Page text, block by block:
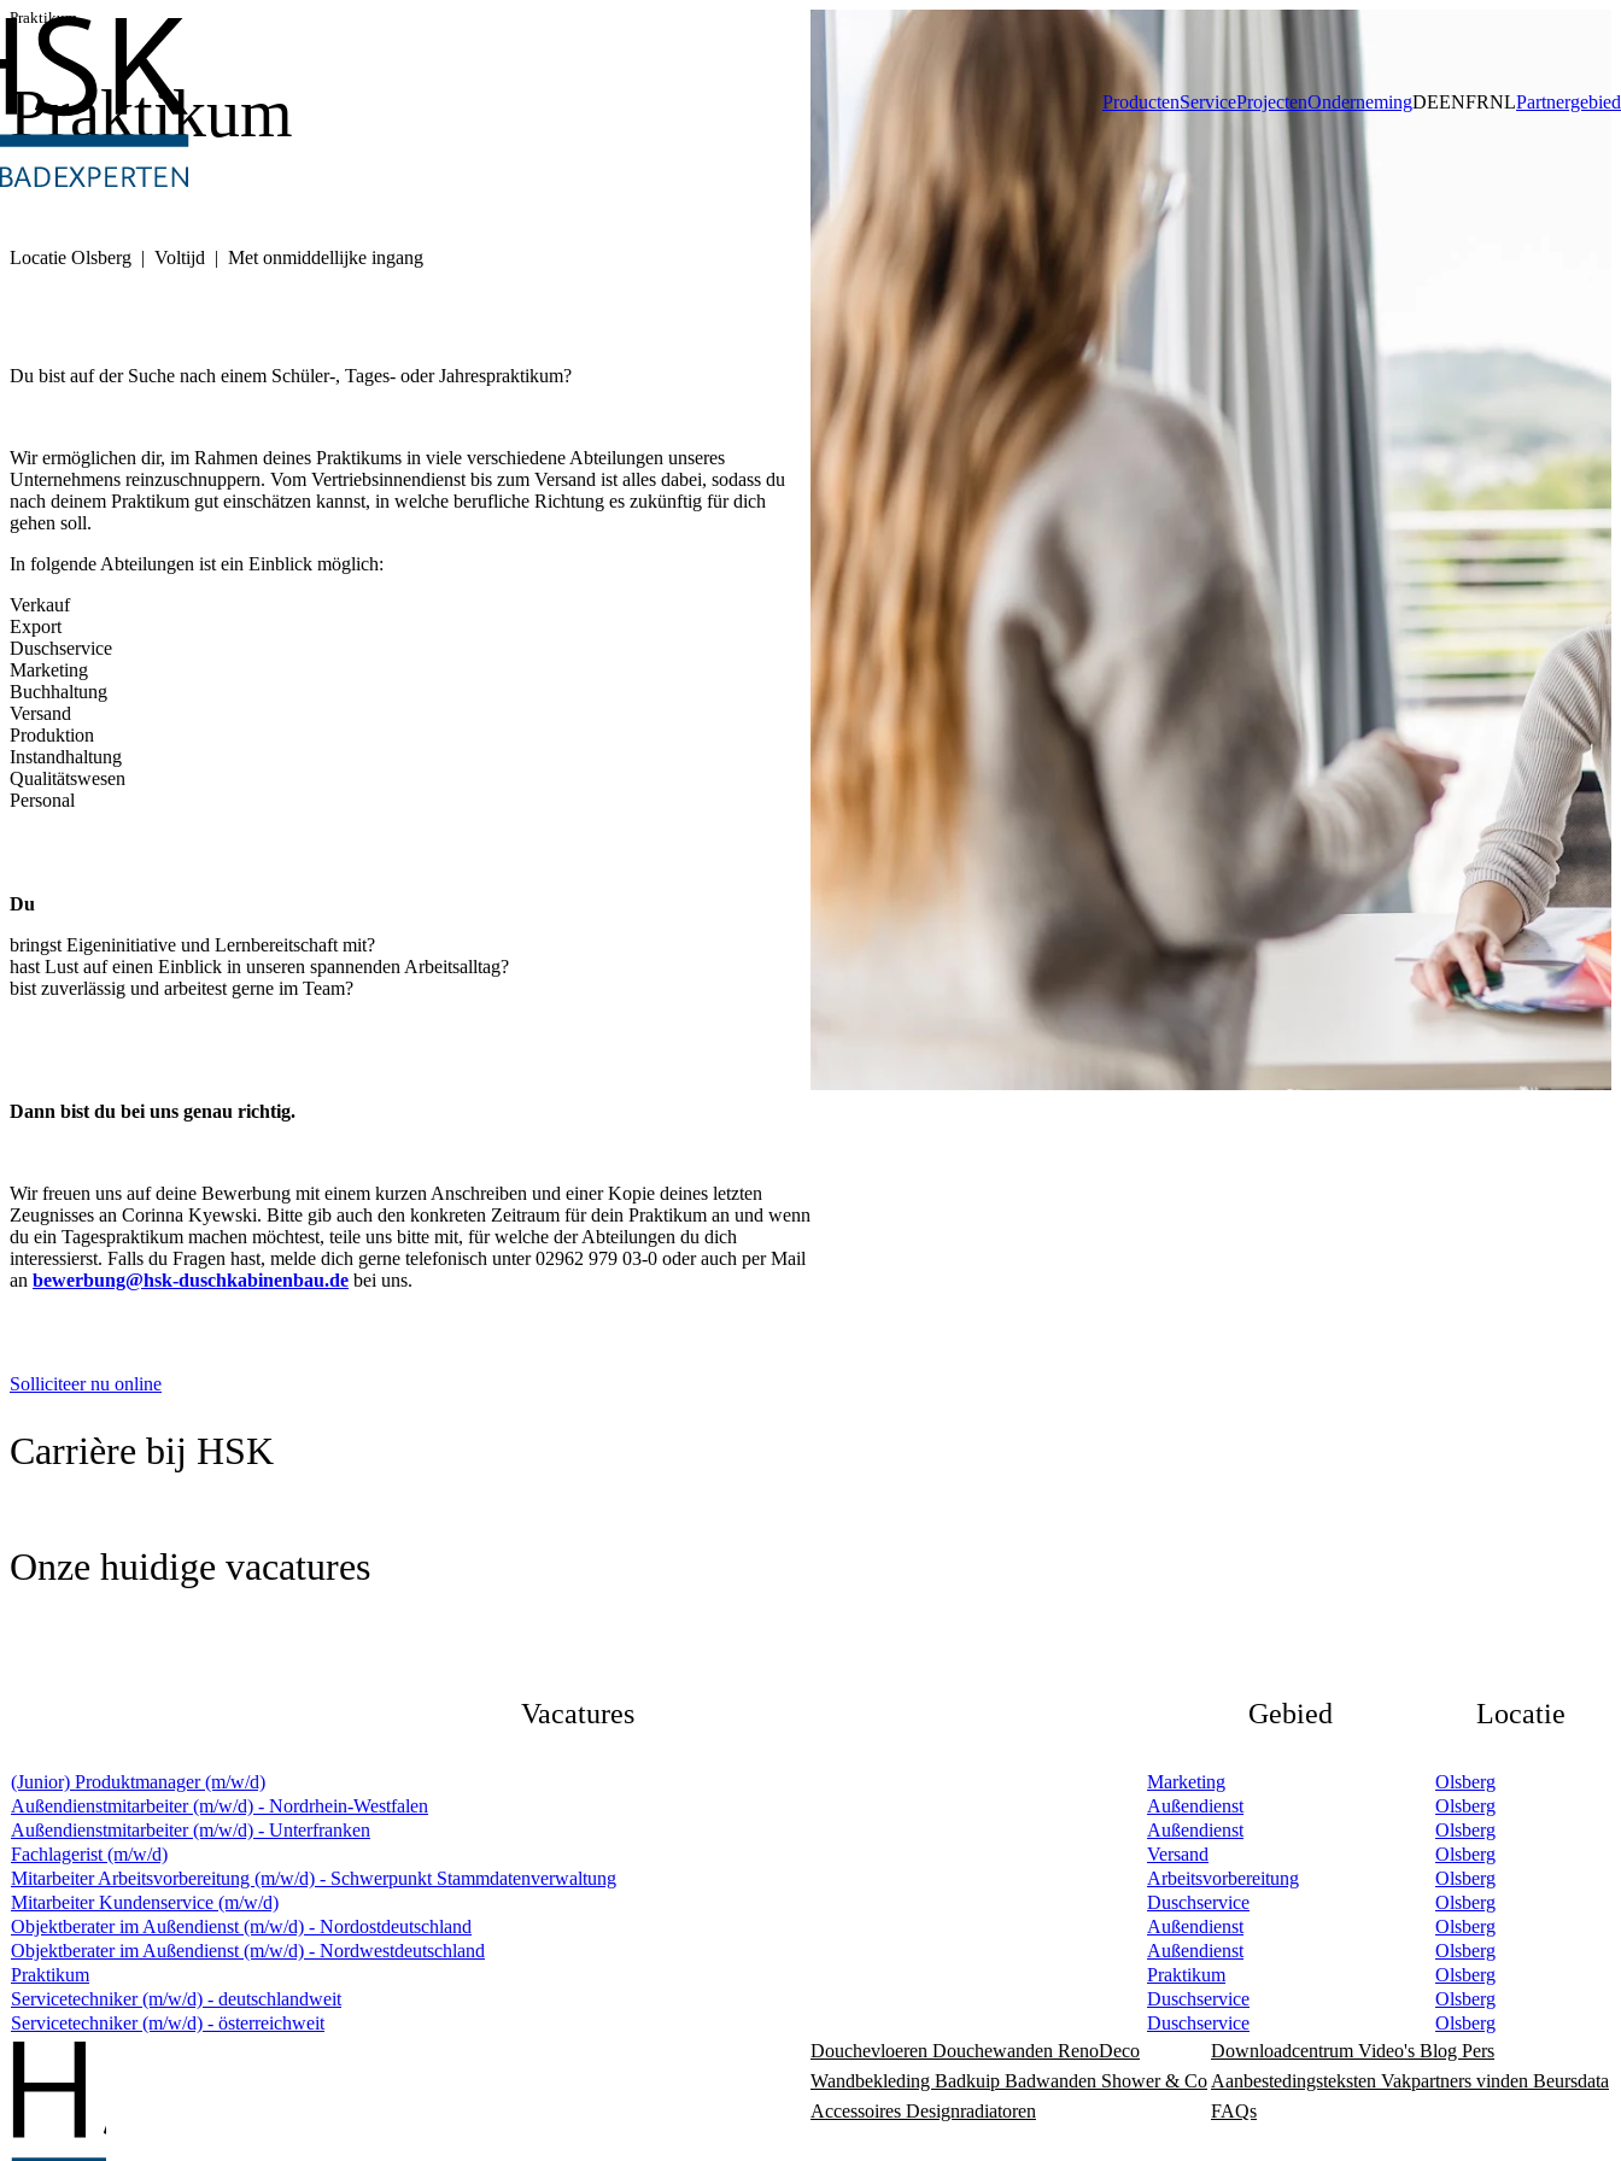
ProductenServiceProjectenOndernemingDEENFRNLPartnergebied
Praktikum
Praktikum
Locatie Olsberg | Voltijd | Met onmiddellijke ingang
Du bist auf der Suche nach einem Schüler-, Tages- oder Jahrespraktikum?
Wir ermöglichen dir, im Rahmen deines Praktikums in viele verschiedene Abteilungen unseres
Unternehmens reinzuschnuppern. Vom Vertriebsinnendienst bis zum Versand ist alles dabei, sodass du
nach deinem Praktikum gut einschätzen kannst, in welche berufliche Richtung es zukünftig für dich
gehen soll.
In folgende Abteilungen ist ein Einblick möglich:
Verkauf
Export
Duschservice
Marketing
Buchhaltung
Versand
Produktion
Instandhaltung
Qualitätswesen
Personal
Du
bringst Eigeninitiative und Lernbereitschaft mit?
hast Lust auf einen Einblick in unseren spannenden Arbeitsalltag?
bist zuverlässig und arbeitest gerne im Team?
Dann bist du bei uns genau richtig.
Wir freuen uns auf deine Bewerbung mit einem kurzen Anschreiben und einer Kopie deines letzten
Zeugnisses an Corinna Kyewski. Bitte gib auch den konkreten Zeitraum für dein Praktikum an und wenn
du ein Tagespraktikum machen möchtest, teile uns bitte mit, für welche der Abteilungen du dich
interessierst. Falls du Fragen hast, melde dich gerne telefonisch unter 02962 979 03-0 oder auch per Mail
an bewerbung@hsk-duschkabinenbau.de bei uns.
Solliciteer nu online
Carrière bij HSK
Onze huidige vacatures
Vacatures Gebied Locatie
(Junior) Produktmanager (m/w/d) Marketing
Olsberg
Außendienstmitarbeiter (m/w/d) - Nordrhein-Westfalen
Außendienst
Olsberg
Außendienstmitarbeiter (m/w/d) - Unterfranken
Außendienst
Olsberg
Fachlagerist (m/w/d)
Versand
Olsberg
Mitarbeiter Arbeitsvorbereitung (m/w/d) - Schwerpunkt Stammdatenverwaltung
Arbeitsvorbereitung
Olsberg
Mitarbeiter Kundenservice (m/w/d)
Duschservice
Olsberg
Objektberater im Außendienst (m/w/d) - Nordostdeutschland
Außendienst
Olsberg
Objektberater im Außendienst (m/w/d) - Nordwestdeutschland
Außendienst
Olsberg
Praktikum
Praktikum
Olsberg
Servicetechniker (m/w/d) - deutschlandweit
Duschservice
Olsberg
Servicetechniker (m/w/d) - österreichweit
Duschservice
Olsberg
Douchevloeren Douchewanden RenoDeco
Wandbekleding Badkuip Badwanden Shower & Co
Accessoires Designradiatoren
Downloadcentrum Video's Blog Pers
Aanbestedingsteksten Vakpartners vinden Beursdata
FAQs